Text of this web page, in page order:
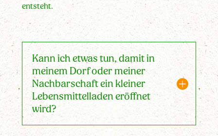
entsteht.
Kann ich etwas tun, damit in
meinem Dorf oder meiner
Nachbarschaft ein kleiner
Lebensmittelladen eröffnet
wird?